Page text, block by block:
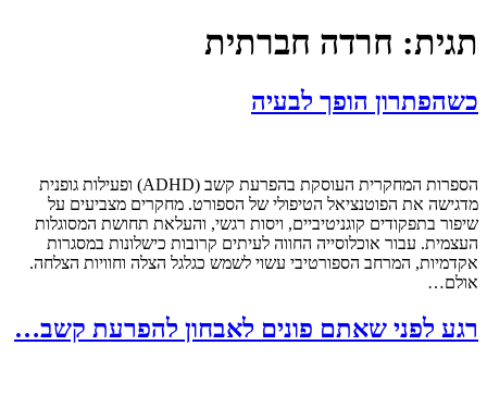
תגית: חרדה חברתית
כשהפתרון הופך לבעיה
הספרות המחקרית העוסקת בהפרעת קשב (ADHD) ופעילות גופנית
מדגישה את הפוטנציאל הטיפולי של הספורט. מחקרים מצביעים על
שיפור בתפקודים קוגניטיביים, ויסות רגשי, והעלאת תחושת המסוגלות
העצמית. עבור אוכלוסייה החווה לעיתים קרובות כישלונות במסגרות
אקדמיות, המרחב הספורטיבי עשוי לשמש כגלגל הצלה וחוויות הצלחה.
אולם…
רגע לפני שאתם פונים לאבחון להפרעת קשב…